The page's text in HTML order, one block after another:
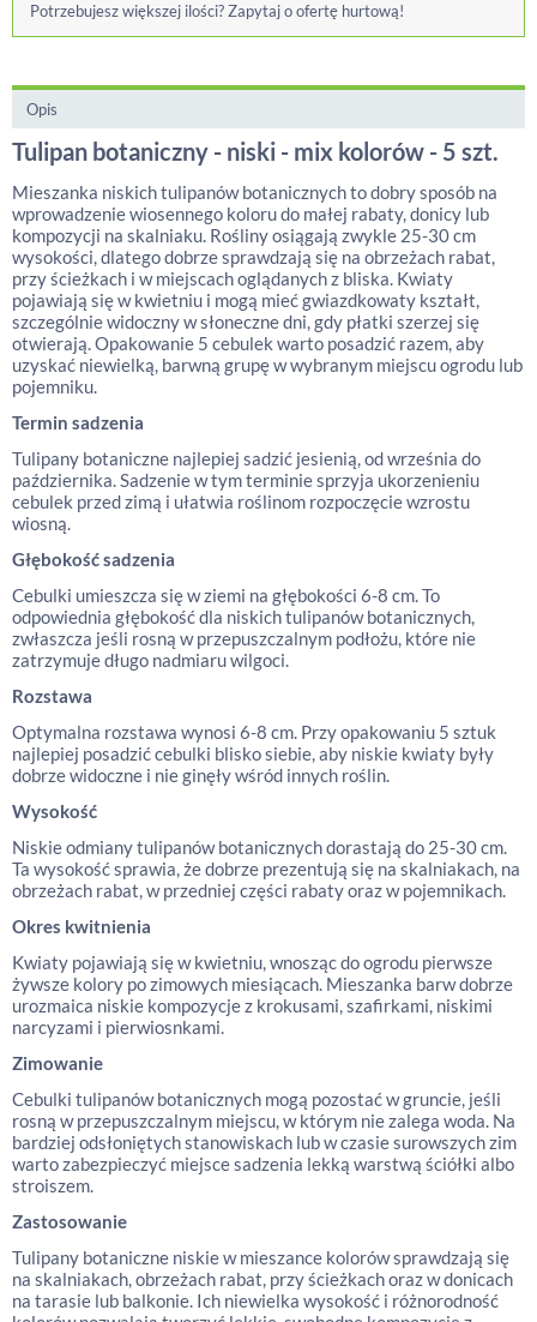
Potrzebujesz większej ilości? Zapytaj o ofertę hurtową!
Opis
Tulipan botaniczny - niski - mix kolorów - 5 szt.
Mieszanka niskich tulipanów botanicznych to dobry sposób na
wprowadzenie wiosennego koloru do małej rabaty, donicy lub
kompozycji na skalniaku. Rośliny osiągają zwykle 25-30 cm
wysokości, dlatego dobrze sprawdzają się na obrzeżach rabat,
przy ścieżkach i w miejscach oglądanych z bliska. Kwiaty
pojawiają się w kwietniu i mogą mieć gwiazdkowaty kształt,
szczególnie widoczny w słoneczne dni, gdy płatki szerzej się
otwierają. Opakowanie 5 cebulek warto posadzić razem, aby
uzyskać niewielką, barwną grupę w wybranym miejscu ogrodu lub
pojemniku.
Termin sadzenia
Tulipany botaniczne najlepiej sadzić jesienią, od września do
października. Sadzenie w tym terminie sprzyja ukorzenieniu
cebulek przed zimą i ułatwia roślinom rozpoczęcie wzrostu
wiosną.
Głębokość sadzenia
Cebulki umieszcza się w ziemi na głębokości 6-8 cm. To
odpowiednia głębokość dla niskich tulipanów botanicznych,
zwłaszcza jeśli rosną w przepuszczalnym podłożu, które nie
zatrzymuje długo nadmiaru wilgoci.
Rozstawa
Optymalna rozstawa wynosi 6-8 cm. Przy opakowaniu 5 sztuk
najlepiej posadzić cebulki blisko siebie, aby niskie kwiaty były
dobrze widoczne i nie ginęły wśród innych roślin.
Wysokość
Niskie odmiany tulipanów botanicznych dorastają do 25-30 cm.
Ta wysokość sprawia, że dobrze prezentują się na skalniakach, na
obrzeżach rabat, w przedniej części rabaty oraz w pojemnikach.
Okres kwitnienia
Kwiaty pojawiają się w kwietniu, wnosząc do ogrodu pierwsze
żywsze kolory po zimowych miesiącach. Mieszanka barw dobrze
urozmaica niskie kompozycje z krokusami, szafirkami, niskimi
narcyzami i pierwiosnkami.
Zimowanie
Cebulki tulipanów botanicznych mogą pozostać w gruncie, jeśli
rosną w przepuszczalnym miejscu, w którym nie zalega woda. Na
bardziej odsłoniętych stanowiskach lub w czasie surowszych zim
warto zabezpieczyć miejsce sadzenia lekką warstwą ściółki albo
stroiszem.
Zastosowanie
Tulipany botaniczne niskie w mieszance kolorów sprawdzają się
na skalniakach, obrzeżach rabat, przy ścieżkach oraz w donicach
na tarasie lub balkonie. Ich niewielka wysokość i różnorodność